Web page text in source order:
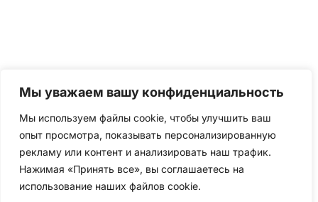
Мы уважаем вашу конфиденциальность
Мы используем файлы cookie, чтобы улучшить ваш
опыт просмотра, показывать персонализированную
рекламу или контент и анализировать наш трафик.
Нажимая «Принять все», вы соглашаетесь на
использование наших файлов cookie.